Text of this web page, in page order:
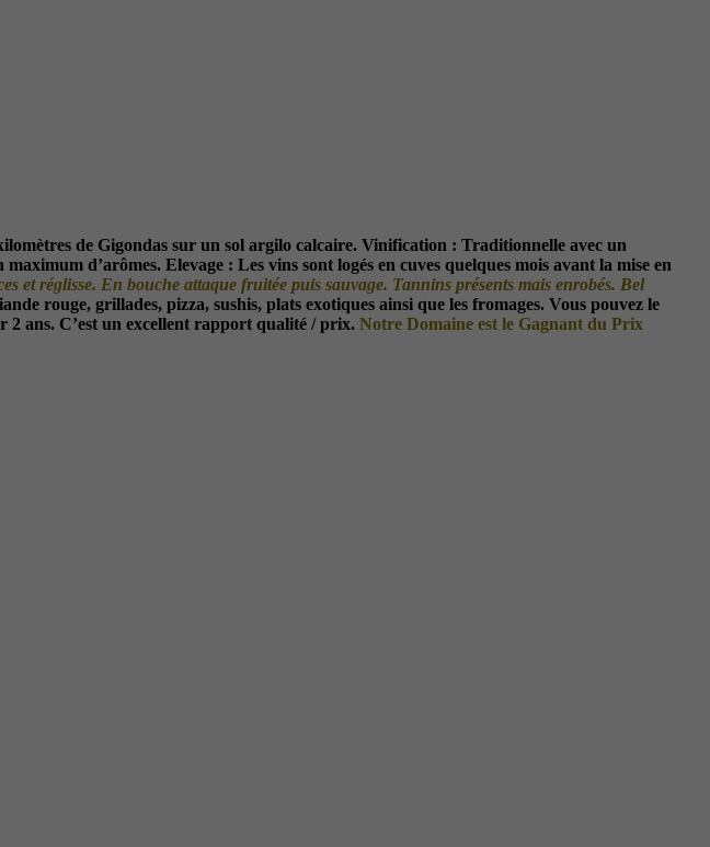
de Gigondas sur un sol argilo calcaire. Vinification : Traditionnelle avec un
d’arômes. Elevage : Les vins sont logés en cuves quelques mois avant la mise en
et réglisse. En bouche attaque fruitée puis sauvage. Tannins présents mais enrobés. Bel
rouge, grillades, pizza, sushis, plats exotiques ainsi que les fromages. Vous pouvez le
ans. C’est un excellent rapport qualité / prix. Notre Domaine est le Gagnant du Prix